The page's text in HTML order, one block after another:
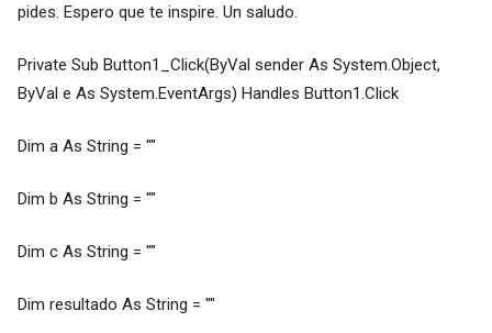
pides. Espero que te inspire. Un saludo.
Private Sub Button1_Click(ByVal sender As System.Object,
ByVal e As System.EventArgs) Handles Button1.Click
Dim a As String = ""
Dim b As String = ""
Dim c As String = ""
Dim resultado As String = ""